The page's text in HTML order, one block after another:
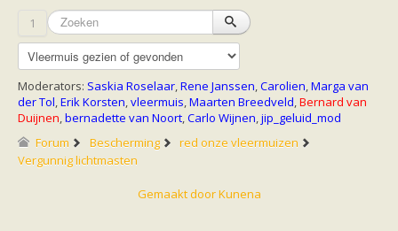
geluiden van vleermuizen
Achtergrond informatie
Nieuwsberichten
Informatiefolders
Nederland
Buitenland
Meer dan vleermuizen
Handleidingen
Vlendag presentaties
Vlennieuwsbrief
Overige publicaties
rapporten
1
Moderators: Saskia Roselaar,Rene Janssen,Carolien,Marga van
der Tol,Erik Korsten,vleermuis,Maarten Breedveld,Bernard van
Duijnen,bernadette van Noort,Carlo Wijnen,jip_geluid_mod
Forum
Bescherming
red onze vleermuizen
Vergunnig lichtmasten
Gemaakt doorKunena